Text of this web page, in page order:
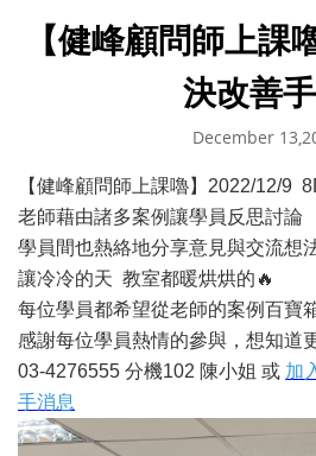
【健峰顧問師上課
決改善
December
【健峰顧問師上課嚕】2022/12/9
老師藉由諸多案例讓學員反思討論
學員間也熱絡地分享意見與交流想
讓冷冷的天 教室都暖烘烘的 🔥
每位學員都希望從老師的案例百寶
感謝每位學員熱情的參與，想知道
03-4276555 分機102 陳小姐 或 加
手消息